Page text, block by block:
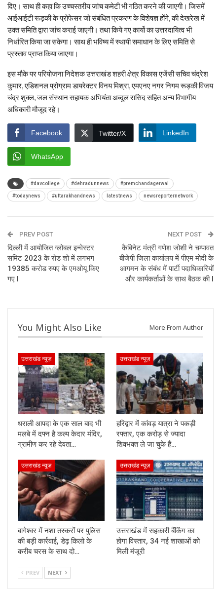
दिए। साथ ही कहा कि उच्चस्तरीय जांच कमेटी भी गठित करने की जाएगी। जिसमें
आईआईटी रूड़की के प्रोफेसर जो संबंधित प्रकरण के विशेषज्ञ होंगे, की देखरेख में
उक्त समिति द्वारा जांच कराई जाएगी। तथा किये गए कार्यो का उत्तरदायित्व भी
निर्धारित किया जा सकेगा। साथ ही भविष्य में स्थायी समाधान के लिए समिति से
प्रस्ताव प्राप्त किया जाएगा।
इस मौके पर परियोजना निदेशक उत्तराखंड शहरी क्षेत्र विकास एजेंसी सचिव चंद्रेश
कुमार, एडिशनल प्रोग्राम डायरेक्टर विनय मिश्रा, एमएनए नगर निगम रूड़की विजय
चंद्र शुक्ल, जल संस्थान सहायक अभियंता अब्दुल रासिद सहित अन्य विभागीय
अधिकारी मौजूद रहे।
Facebook Twitter/X LinkedIn
WhatsApp
#davcollege #dehradunnews #premchandagerwal
#todaynews #uttarakhandnews latestnews newsreporternetwork
PREV POST
दिल्ली में आयोजित ग्लोबल इन्वेस्टर
समिट 2023 के रोड शो में लगभग
19385 करोड रुपए के एमओयू किए
गए I
NEXT POST
कैबिनेट मंत्री गणेश जोशी ने चम्पावत
बीजेपी जिला कार्यालय में पीएम मोदी के
आगमन के संबंध में पार्टी पदाधिकारियों
और कार्यकर्ताओं के साथ बैठक की I
You Might Also Like More From Author
उत्तराखंड न्यूज़
धराली आपदा के एक साल बाद भी
मलबे में दफ्न है कल्प केदार मंदिर,
ग्रामीण कर रहे देवता…
उत्तराखंड न्यूज़
हरिद्वार में कांवड़ यात्रा ने पकड़ी
रफ्तार, एक करोड़ से ज्यादा
शिवभक्त ले जा चुके हैं…
उत्तराखंड न्यूज़
बागेश्वर में नशा तस्करों पर पुलिस
की बड़ी कार्रवाई, डेढ़ किलो के
करीब चरस के साथ दो…
उत्तराखंड न्यूज़
उत्तराखंड में सहकारी बैंकिंग का
होगा विस्तार, 34 नई शाखाओं को
मिली मंजूरी
PREV NEXT